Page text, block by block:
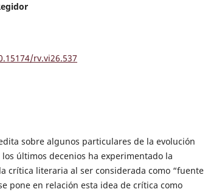
rv.vi26.537
sobre algunos particulares de la evolución
últimos decenios ha experimentado la
crítica literaria al ser considerada como “fuente
pone en relación esta idea de crítica como